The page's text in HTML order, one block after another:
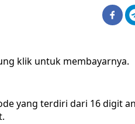
klik untuk membayarnya.
yang terdiri dari 16 digit